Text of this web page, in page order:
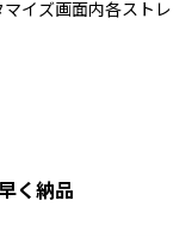
イズ画面内各ストレ
く納品